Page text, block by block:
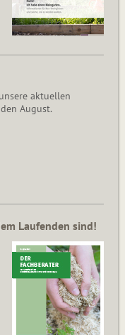
aktuellen
August.
Laufenden sind!